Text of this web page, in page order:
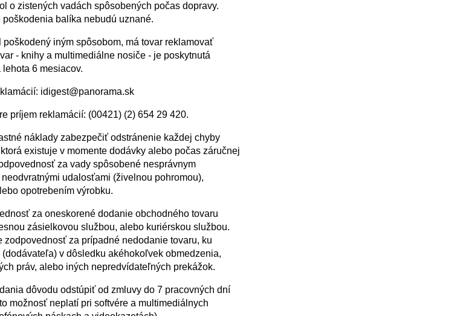
o zistených vadách spôsobených počas dopravy.
balíka nebudú uznané.
iným spôsobom, má tovar reklamovať
- knihy a multimediálne nosiče - je poskytnutá
6 mesiacov.
idigest@panorama.sk
príjem reklamácií: (00421) (2) 654 29 420.
náklady zabezpečiť odstránenie každej chyby
existuje v momente dodávky alebo počas záručnej
za vady spôsobené nesprávnym
udalosťami (živelnou pohromou),
opotrebením výrobku.
za oneskorené dodanie obchodného tovaru
zásielkovou službou, alebo kuriérskou službou.
za prípadné nedodanie tovaru, ku
v dôsledku akéhokoľvek obmedzenia,
práv, alebo iných nepredvídateľných prekážok.
dôvodu odstúpiť od zmluvy do 7 pracovných dní
možnosť neplatí pri softvére a multimediálnych